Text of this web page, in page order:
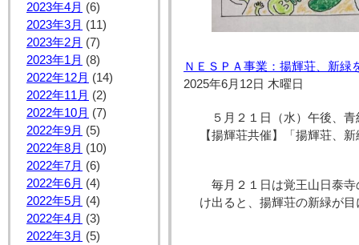
2023年4月 (6)
2023年3月 (11)
2023年2月 (7)
2023年1月 (8)
2022年12月 (14)
2022年11月 (2)
2022年10月 (7)
2022年9月 (5)
2022年8月 (10)
2022年7月 (6)
2022年6月 (4)
2022年5月 (4)
2022年4月 (3)
2022年3月 (5)
ＮＥＳＰＡ事業：揚輝荘、新緑
2025年6月12日 木曜日
５月２１日（水）午後、
【揚輝荘共催】「揚輝荘、
毎月２１日は覚王山日泰
け出ると、揚輝荘の新緑が